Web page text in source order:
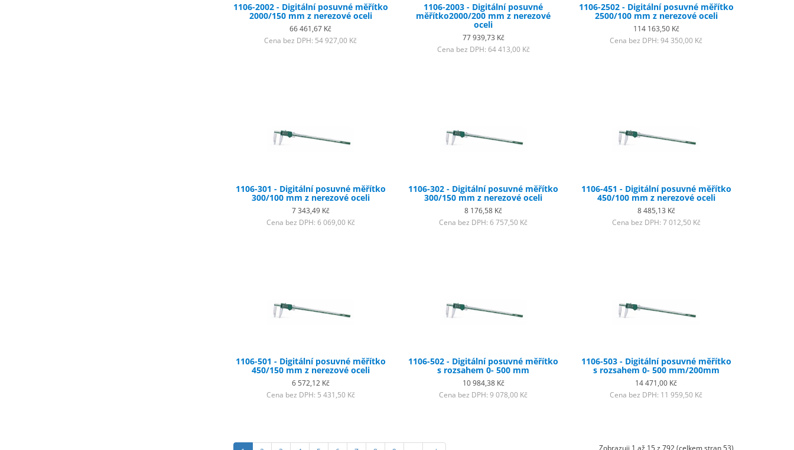
1106-2002 - Digitální posuvné měřítko
2000/150 mm z nerezové oceli
66 461,67 Kč
Cena bez DPH: 54 927,00 Kč
1106-2003 - Digitální posuvné
měřítko2000/200 mm z nerezové
oceli
77 939,73 Kč
Cena bez DPH: 64 413,00 Kč
1106-2502 - Digitální posuvné měřítko
2500/100 mm z nerezové oceli
114 163,50 Kč
Cena bez DPH: 94 350,00 Kč
1106-301 - Digitální posuvné měřítko
300/100 mm z nerezové oceli
7 343,49 Kč
Cena bez DPH: 6 069,00 Kč
1106-302 - Digitální posuvné měřítko
300/150 mm z nerezové oceli
8 176,58 Kč
Cena bez DPH: 6 757,50 Kč
1106-451 - Digitální posuvné měřítko
450/100 mm z nerezové oceli
8 485,13 Kč
Cena bez DPH: 7 012,50 Kč
1106-501 - Digitální posuvné měřítko
450/150 mm z nerezové oceli
6 572,12 Kč
Cena bez DPH: 5 431,50 Kč
1106-502 - Digitální posuvné měřítko
s rozsahem 0- 500 mm
10 984,38 Kč
Cena bez DPH: 9 078,00 Kč
1106-503 - Digitální posuvné měřítko
s rozsahem 0- 500 mm/200mm
14 471,00 Kč
Cena bez DPH: 11 959,50 Kč